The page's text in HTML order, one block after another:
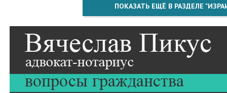
ПОКАЗАТЬ ЕЩЁ В РАЗДЕЛЕ